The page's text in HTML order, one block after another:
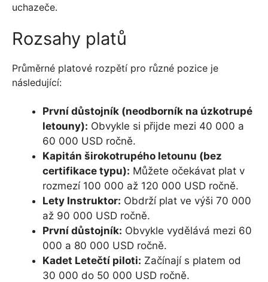
uchazeče.
Rozsahy platů
Průměrné platové rozpětí pro různé pozice je
následující:
První důstojník (neodborník na úzkotrupé
letouny): Obvykle si přijde mezi 40 000 a
60 000 USD ročně.
Kapitán širokotrupého letounu (bez
certifikace typu): Můžete očekávat plat v
rozmezí 100 000 až 120 000 USD ročně.
Lety Instruktor: Obdrží plat ve výši 70 000
až 90 000 USD ročně.
První důstojník: Obvykle vydělává mezi 60
000 a 80 000 USD ročně.
Kadet Letečtí piloti: Začínají s platem od
30 000 do 50 000 USD ročně.